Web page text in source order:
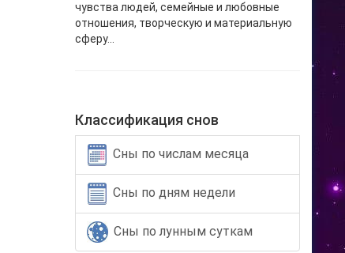
чувства людей, семейные и любовные
отношения, творческую и материальную
сферу...
Классификация снов
Сны по числам месяца
Сны по дням недели
Сны по лунным суткам